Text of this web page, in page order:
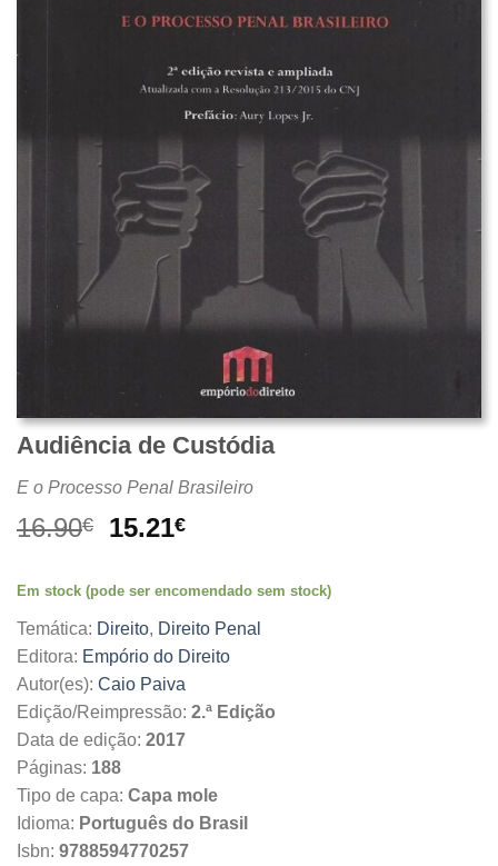
Audiência de Custódia
E o Processo Penal Brasileiro
16.90€
O
original
16.90€.
15.21€O
atual
15.21€.
Em stock (pode ser encomendado sem stock)
Temática: Direito, Direito Penal
Editora: Empório do Direito
Autor(es): Caio Paiva
Edição/Reimpressão: 2.ª Edição
Data de edição: 2017
Páginas: 188
Tipo de capa: Capa mole
Idioma: Português do Brasil
Isbn: 9788594770257